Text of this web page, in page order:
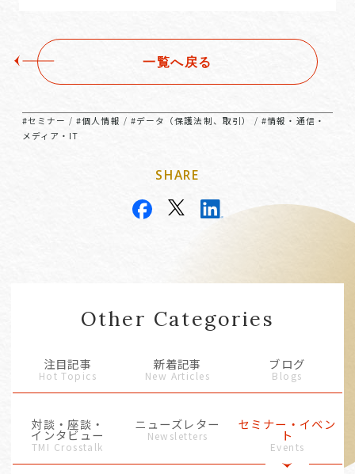
一覧へ戻る
#セミナー /#個人情報 / #データ（保護法制、取引） /#情報・通信・
メディア・IT
SHARE
Other Categories
注目記事
Hot Topics
新着記事
New Articles
ブログ
Blogs
対談・座談・
インタビュー
TMI Crosstalk
ニューズレター
Newsletters
セミナー・イベン
ト
Events